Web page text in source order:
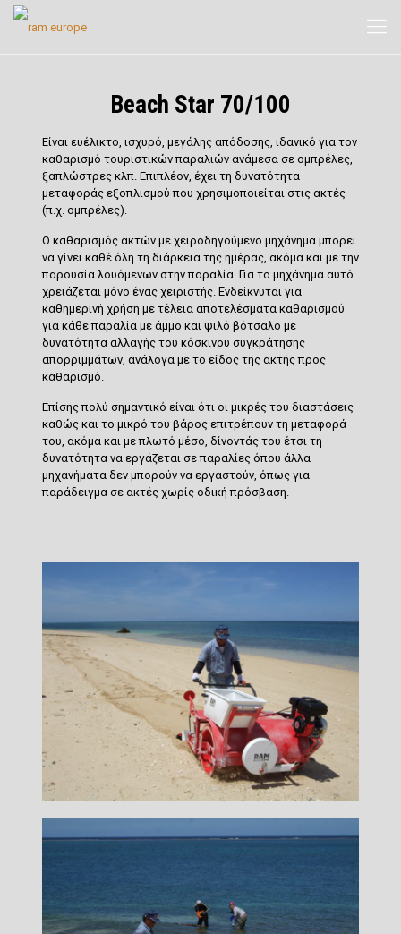
Beach Star 70/100
Είναι ευέλικτo, ισχυρό, μεγάλης απόδοσης, ιδανικό για τον
καθαρισμό τουριστικών παραλιών ανάμεσα σε ομπρέλες,
ξαπλώστρεςκλπ. Επιπλέον, έχει τη δυνατότητα
μεταφοράς εξοπλισμού που χρησιμοποιείται στις ακτές
(π.χ. ομπρέλες).
Ο καθαρισμός ακτών με χειροδηγούμενο μηχάνημα μπορεί
να γίνει καθέ όλη τη διάρκεια της ημέρας, ακόμα και με την
παρουσία λουόμενων στην παραλία. Για το μηχάνημα αυτό
χρειάζεται μόνο ένας χειριστής. Ενδείκνυται για
καθημερινή χρήση με τέλεια αποτελέσματα καθαρισμού
για κάθε παραλία με άμμο και ψιλό βότσαλο με
δυνατότητα αλλαγής του κόσκινου συγκράτησης
απορριμμάτων, ανάλογα με το είδος της ακτής προς
καθαρισμό.
Επίσης πολύ σημαντικό είναι ότι οι μικρές του διαστάσεις
καθώς και το μικρό του βάρος επιτρέπουν τη μεταφορά
του, ακόμα και με πλωτό μέσο, δίνοντάς του έτσι τη
δυνατότητα να εργάζεται σε παραλίες όπου άλλα
μηχανήματα δεν μπορούν να εργαστούν, όπως για
παράδειγμα σε ακτές χωρίς οδική πρόσβαση.